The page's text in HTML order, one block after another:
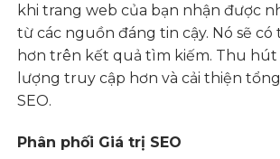
khi trang web của bạn nhận được
từ các nguồn đáng tin cậy. Nó sẽ có
hơn trên kết quả tìm kiếm. Thu
lượng truy cập hơn và cải thiện
SEO.
Phân phối Giá trị SEO